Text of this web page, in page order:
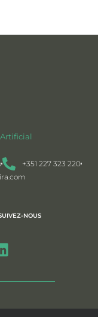
+351 227 323 220
NOUS